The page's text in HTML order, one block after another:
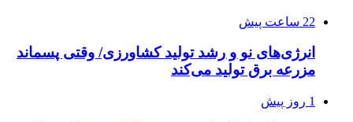
22 ساعت پیش
انرژی‌های نو و رشد تولید کشاورزی/ وقتی پسماند
مزرعه‌ برق تولید می‌کند
1 روز پیش